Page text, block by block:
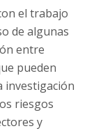
el trabajo
de algunas
entre
pueden
investigación
riesgos
y